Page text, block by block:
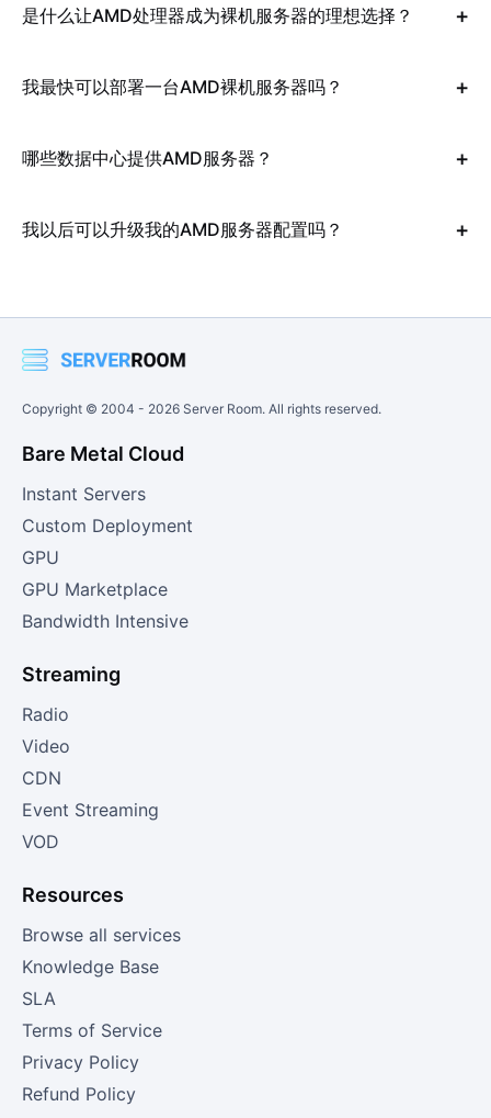
是什么让AMD处理器成为裸机服务器的理想选择？
我最快可以部署一台AMD裸机服务器吗？
哪些数据中心提供AMD服务器？
我以后可以升级我的AMD服务器配置吗？
Copyright © 2004 - 2026 Server Room. All rights reserved.
Bare Metal Cloud
Instant Servers
Custom Deployment
GPU
GPU Marketplace
Bandwidth Intensive
Streaming
Radio
Video
CDN
Event Streaming
VOD
Resources
Browse all services
Knowledge Base
SLA
Terms of Service
Privacy Policy
Refund Policy